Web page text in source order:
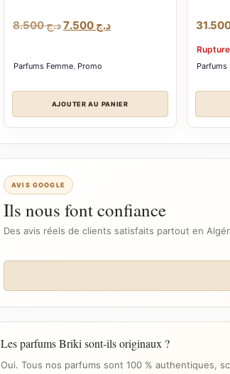
د.ج8.500
Le
était :
د.جLe
Parfums Femme, Promo
AJOUTER AU PANIER
Parfums
AVIS GOOGLE
Ils nous font confiance
Des avis réels de clients satisfaits partout en
Les parfums Briki sont-ils originaux ?
Oui. Tous nos parfums sont 100 % authentiques,